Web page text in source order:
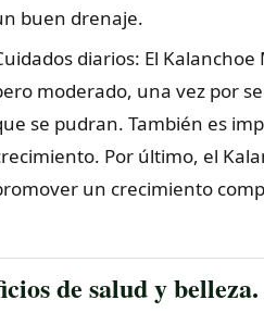
buen drenaje.
diarios: El
moderado, una vez por
se pudran. También es
Por último, el
un crecimiento
de salud y belleza.